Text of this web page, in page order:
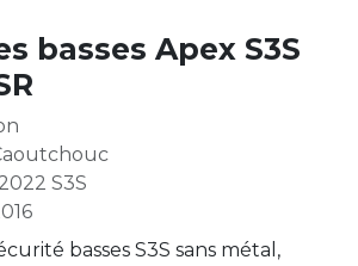
basses Apex S3S
S3S
basses S3S sans métal,